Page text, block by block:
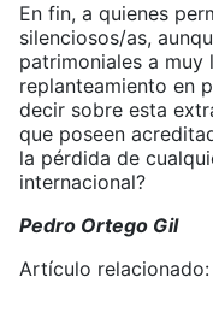
En fin, a quienes
silenciosos/as,
patrimoniales a
replanteamiento en
decir sobre esta
que poseen
la pérdida de
internacional?
Pedro Ortego Gil
Artículo relacionado: